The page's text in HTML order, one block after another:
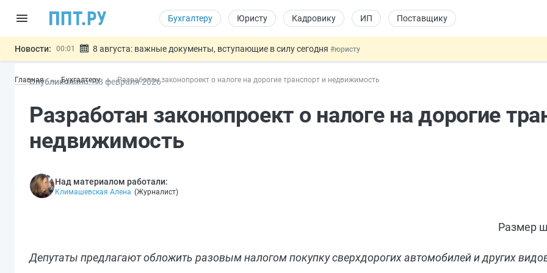
Бухгалтеру Юристу Кадровику ИП Поставщику
Новости: 00:01 8 августа: важные документы, вступающие в силу сегодня #юристу
07.08 Дистанционную работу беременных пропишут в ТК РФ#кадровику
07.08
Важно Разработают единые критерии трудовых и ГПХ-отношений #кадровику
Главная Бухгалтеру Разработан законопроект о налоге на дорогие транспорт и недвижимость
Опубликовано: 18 февраля2026
Разработан законопроект о налоге на дорогие
недвижимость
Над материалом работали:
Климашевская Алена (Журналист)
Размер
Депутаты предлагают обложить разовым налогом покупку сверхдорогих автомобилей и других